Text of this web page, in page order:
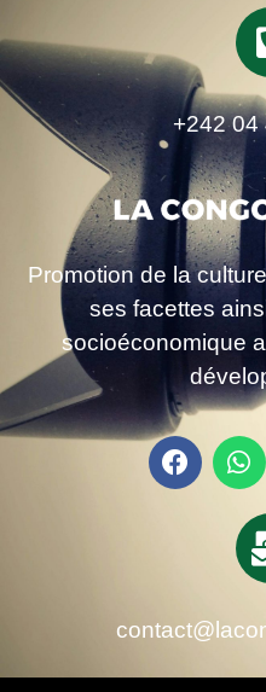
+242 04
Promotion de la
ses facettes
socioéconomique